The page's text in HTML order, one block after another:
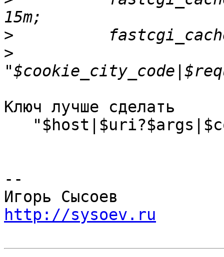
>
>
Ключ лучше сделать
--
http://sysoev.ru